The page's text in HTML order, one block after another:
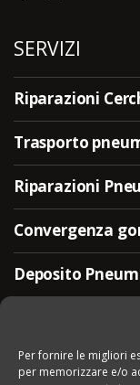
Per fornire le migliori
per memorizzare e/o
SERVIZI
Riparazioni
Trasporto
Riparazioni
Convergenza
Deposito
Vendita